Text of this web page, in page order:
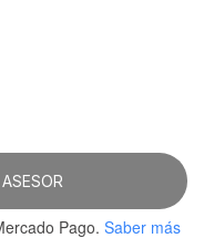
Pago. Saber más